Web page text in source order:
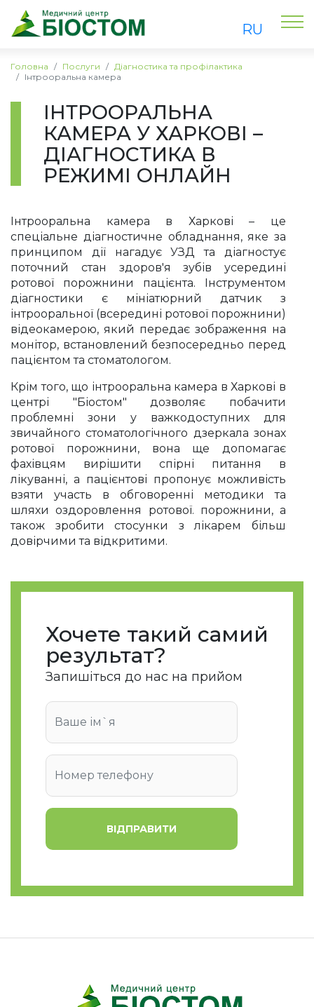
RU
Головна Послуги
Діагностика та профілактика
Інтрооральна камера
ІНТРООРАЛЬНА
КАМЕРА У ХАРКОВІ –
ДІАГНОСТИКА В
РЕЖИМІ ОНЛАЙН
Інтрооральна камера в Харкові – це
спеціальне діагностичне обладнання, яке за
принципом дії нагадує УЗД та діагностує
поточний стан здоров'я зубів усередині
ротової порожнини пацієнта. Інструментом
діагностики є мініатюрний датчик з
інтрооральної (всередині ротової порожнини)
відеокамерою, який передає зображення на
монітор, встановлений безпосередньо перед
пацієнтом та стоматологом.
Крім того, що інтрооральна камера в Харкові в
центрі "Біостом" дозволяє побачити
проблемні зони у важкодоступних для
звичайного стоматологічного дзеркала зонах
ротової порожнини, вона ще допомагає
фахівцям вирішити спірні питання в
лікуванні, а пацієнтові пропонує можливість
взяти участь в обговоренні методики та
шляхи оздоровлення ротової. порожнини, а
також зробити стосунки з лікарем більш
довірчими та відкритими.
Хочете такий самий
результат?
Запишіться до нас на прийом
ВІДПРАВИТИ